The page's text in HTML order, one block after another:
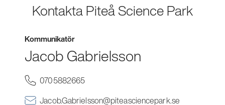
Kontakta Piteå Science Park
Kommunikatör
Jacob Gabrielsson
0705882665(Öppnas
ett
Jacob.Gabrielsson@piteasciencepark.se(Öppnas